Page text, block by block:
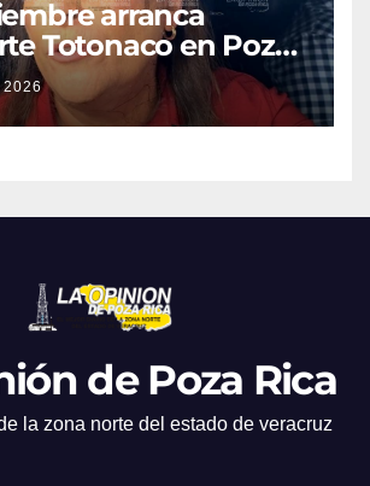
arranca
Totonaco en Poza
2026
de Poza Rica
la zona norte del estado de veracruz